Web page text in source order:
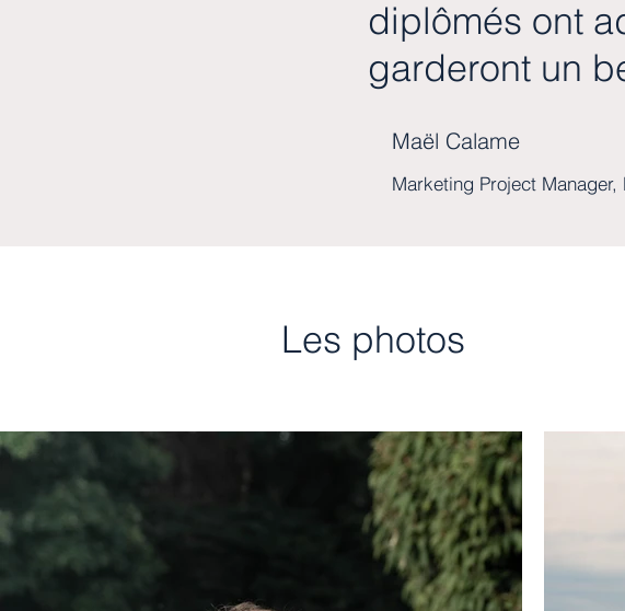
diplômés ont
garderont un
Maël Calame
Marketing Project Manager,
Les photos